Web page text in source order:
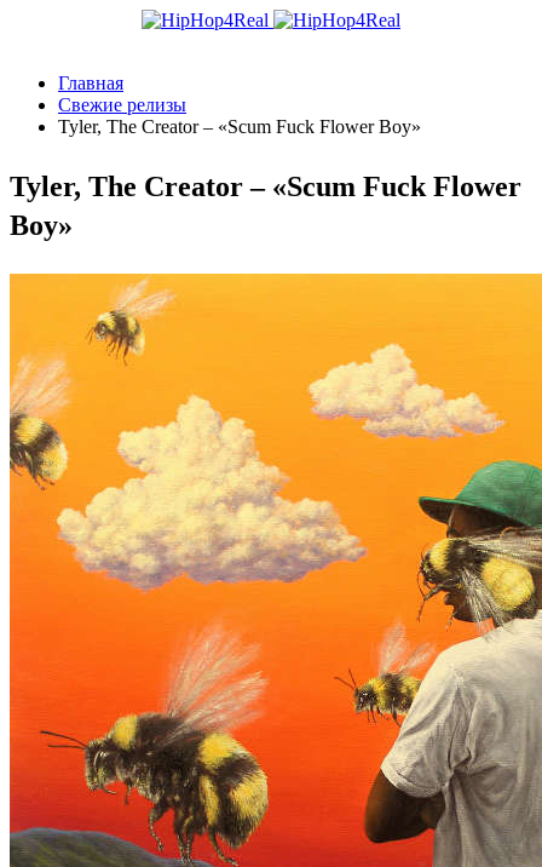
Главная
Свежие релизы
Tyler, The Creator – «Scum Fuck Flower Boy»
Tyler, The Creator – «Scum Fuck Flower
Boy»